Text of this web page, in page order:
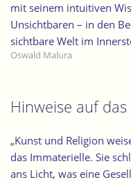
mit seinem intuitiven
Unsichtbaren – in den
sichtbare Welt im
Oswald Malura
Hinweise auf
„Kunst und Religion
das Immaterielle. Sie
ans Licht, was eine